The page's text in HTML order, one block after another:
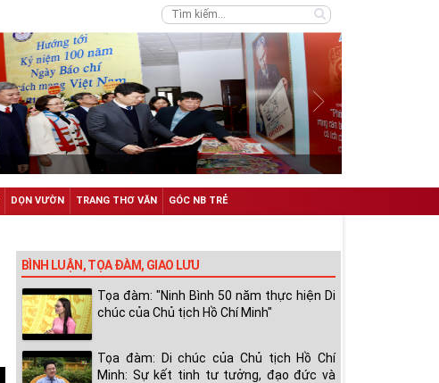
DỌN VƯỜN TRANG THƠ VĂN GÓC NB TRẺ
BÌNH LUẬN, TỌA ĐÀM, GIAO LƯU
Tọa đàm: "Ninh Bình 50 năm thực hiện Di
chúc của Chủ tịch Hồ Chí Minh"
Tọa đàm: Di chúc của Chủ tịch Hồ Chí
Minh: Sự kết tinh tư tưởng, đạo đức và